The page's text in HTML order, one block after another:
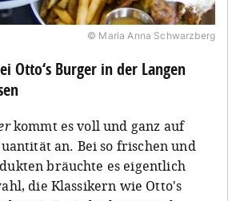
© Maria Anna Schwarzberg
Otto‘s Burger in der Langen
kommt es voll und ganz auf
an. Bei so frischen und
bräuchte es eigentlich
die Klassikern wie Otto's